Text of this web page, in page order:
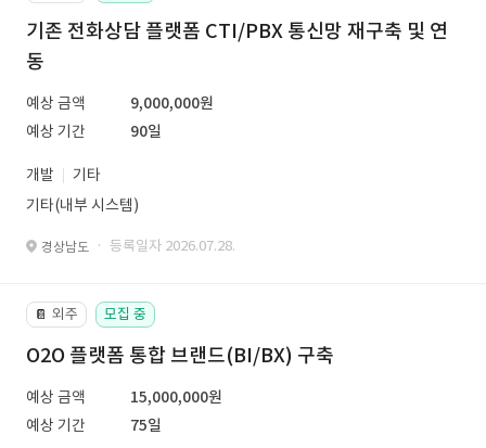
기존 전화상담 플랫폼 CTI/PBX 통신망 재구축 및 연
동
예상 금액
9,000,000원
예상 기간
90일
개발
기타
기타(내부 시스템)
경상남도 · 등록일자 2026.07.28.
📔 외주 모집 중
O2O 플랫폼 통합 브랜드(BI/BX) 구축
예상 금액
15,000,000원
예상 기간
75일